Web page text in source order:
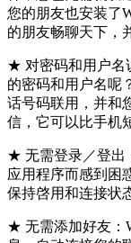
您的朋友也安装了
的朋友畅聊天下，
★ 对密码和用户名
的密码和用户名呢
话号码联用，并和
信，它可以比手机
★ 无需登录／登出
应用程序而感到困
保持啓用和连接状
★ 无需添加好友：